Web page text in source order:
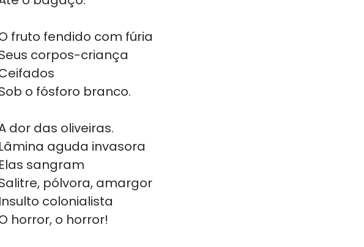
fruto fendido com fúria
corpos-criança
o fósforo branco.
dor das oliveiras.
Lâmina aguda invasora
Elas sangram
pólvora, amargor
Insulto colonialista
horror, o horror!